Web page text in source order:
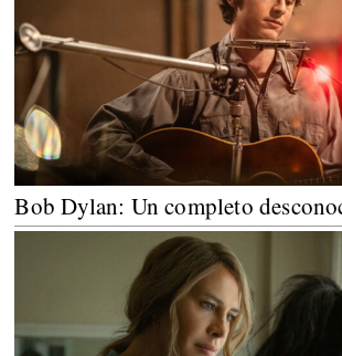
Bob Dylan: Un completo